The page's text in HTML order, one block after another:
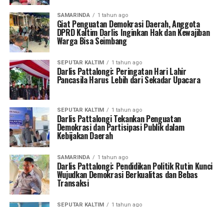
SAMARINDA 1 tahun ago
Giat Penguatan Demokrasi Daerah, Anggota
DPRD Kaltim Darlis Inginkan Hak dan Kewajiban
Warga Bisa Seimbang
SEPUTAR KALTIM 1 tahun ago
Darlis Pattalongi: Peringatan Hari Lahir
Pancasila Harus Lebih dari Sekadar Upacara
SEPUTAR KALTIM 1 tahun ago
Darlis Pattalongi Tekankan Penguatan
Demokrasi dan Partisipasi Publik dalam
Kebijakan Daerah
SAMARINDA 1 tahun ago
Darlis Pattalongi: Pendidikan Politik Rutin Kunci
Wujudkan Demokrasi Berkualitas dan Bebas
Transaksi
SEPUTAR KALTIM 1 tahun ago